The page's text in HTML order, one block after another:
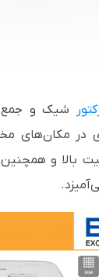
شیک و
در مکان‌های
بالا و همچنین